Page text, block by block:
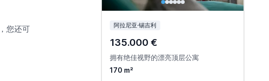
您还可
阿拉尼亚·锡吉利
135.000 €
拥有绝佳视野的漂亮顶层公寓
170 m²